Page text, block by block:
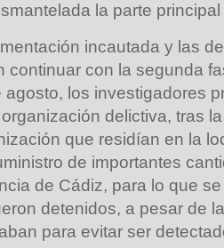
la parte
incautada y las
continuar con la segunda
los investigadores
delictiva, tras
que residían en la
de importantes
de Cádiz, para lo que
detenidos, a pesar de
para evitar ser